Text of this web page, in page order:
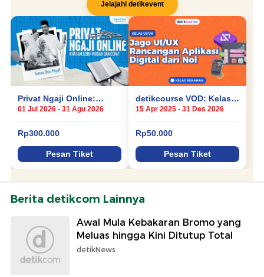
Berita detikcom Lainnya
Awal Mula Kebakaran Bromo yang
Meluas hingga Kini Ditutup Total
detikNews